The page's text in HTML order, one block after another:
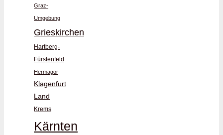
Graz-
Umgebung
Grieskirchen
Hartberg-
Fürstenfeld
Hermagor
Klagenfurt
Land
Krems
Kärnten